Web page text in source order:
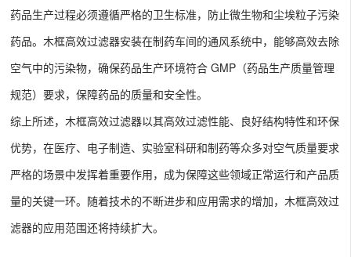
药品生产过程必须遵循严格的卫生标准，防止微生物和尘埃粒子污染
药品。木框高效过滤器安装在制药车间的通风系统中，能够高效去除
空气中的污染物，确保药品生产环境符合 GMP（药品生产质量管理
规范）要求，保障药品的质量和安全性。
综上所述，木框高效过滤器以其高效过滤性能、良好结构特性和环保
优势，在医疗、电子制造、实验室科研和制药等众多对空气质量要求
严格的场景中发挥着重要作用，成为保障这些领域正常运行和产品质
量的关键一环。随着技术的不断进步和应用需求的增加，木框高效过
滤器的应用范围还将持续扩大。